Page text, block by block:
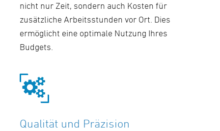
nicht nur Zeit, sondern auch Kosten für
zusätzliche Arbeitsstunden vor Ort. Dies
ermöglicht eine optimale Nutzung Ihres
Budgets.
Qualität und Präzision